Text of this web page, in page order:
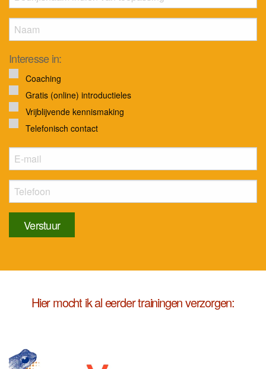
Interesse in:
Coaching
Gratis (online) introductieles
Vrijblijvende kennismaking
Telefonisch contact
Verstuur
Hier mocht ik al eerder trainingen verzorgen: